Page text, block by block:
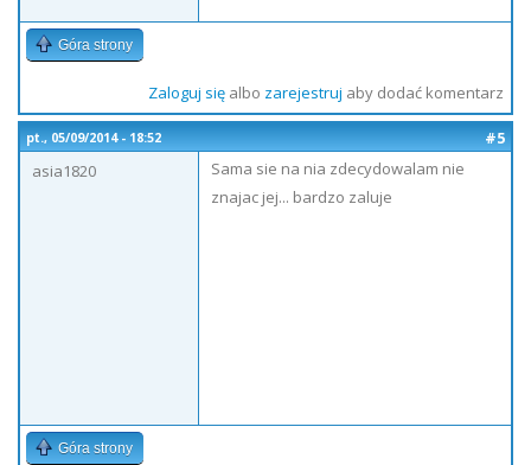
Góra strony
Zaloguj sięalbo zarejestruj aby dodać komentarz
pt., 05/09/2014 - 18:52
#5
asia1820
Sama sie na nia zdecydowalam nie
znajac jej... bardzo zaluje
Góra strony